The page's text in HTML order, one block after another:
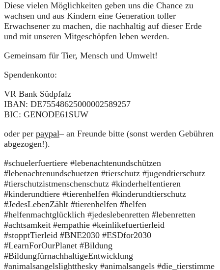
Diese vielen Möglichkeiten geben uns die Chance zu
wachsen und aus Kindern eine Generation toller
Erwachsener zu machen, die nachhaltig auf dieser Erde
und mit unseren Mitgeschöpfen leben werden.
Gemeinsam für Tier, Mensch und Umwelt!
Spendenkonto:
VR Bank Südpfalz
IBAN: DE75548625000002589257
BIC: GENODE61SUW
oder per paypal– an Freunde bitte (sonst werden Gebühren
abgezogen!).
#schuelerfuertiere #lebenachtenundschützen
#lebenachtenundschuetzen #tierschutz #jugendtierschutz
#tierschutzistmenschenschutz #kinderhelfentieren
#kinderundtiere #tierenhelfen #kinderundtierschutz
#JedesLebenZählt #tierenhelfen #helfen
#helfenmachtglücklich #jedeslebenretten #lebenretten
#achtsamkeit #empathie #keinlikefuertierleid
#stopptTierleid #BNE2030 #ESDfor2030
#LearnForOurPlanet #Bildung
#BildungfürnachhaltigeEntwicklung
#animalsangelslightthesky #animalsangels #die_tierstimme